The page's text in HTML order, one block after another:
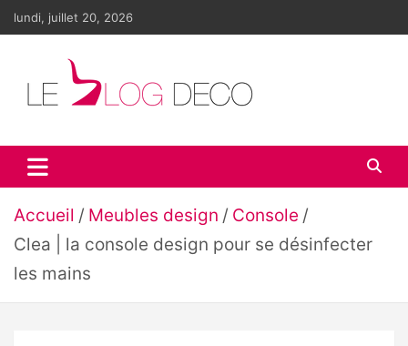
Aller
lundi, juillet 20, 2026
Le blog déco
LE blog de la décoration d'intérieur et du design
Accueil Meubles design
Console
Clea | la console design pour se désinfecter
les mains